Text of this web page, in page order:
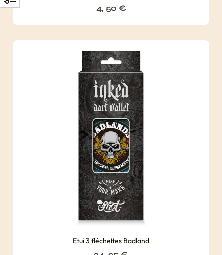
4, 50 €
Etui 3 fléchettes Badland